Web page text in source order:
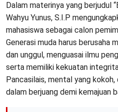
Dalam materinya yang berjudul
Wahyu Yunus, S.I.P
mahasiswa sebagai calon
Generasi muda harus berusaha
dan unggul, menguasai ilmu
serta memiliki kekuatan
Pancasilais, mental yang
dalam berjuang demi kemajuan